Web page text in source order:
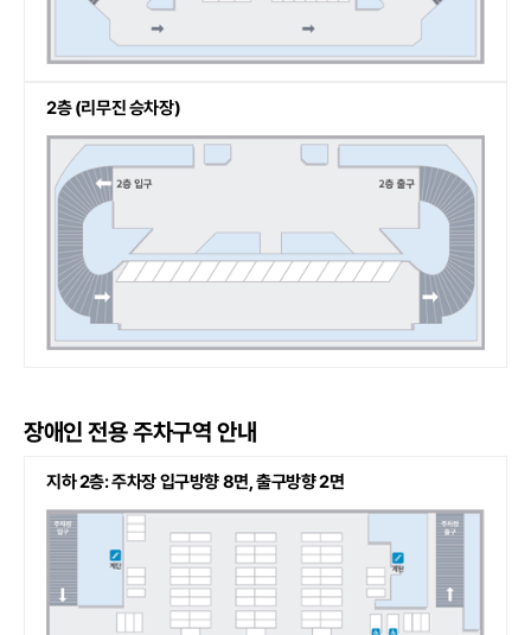
2층 (리무진 승차장)
장애인 전용 주차구역 안내
지하 2층: 주차장 입구방향 8면, 출구방향 2면